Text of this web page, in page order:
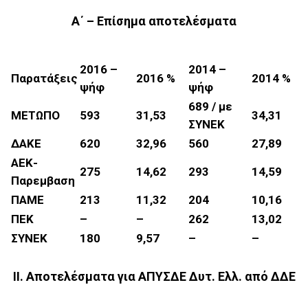
Α΄ – Επίσημα αποτελέσματα
Παρατάξεις
2016 –
ψήφ
2016 %
2014 –
ψήφ
2014 %
ΜΕΤΩΠΟ 593 31,53
689 / με
ΣΥΝΕΚ
34,31
ΔΑΚΕ 620 32,96 560
27,89
ΑΕΚ-
Παρεμβαση
275 14,62 293 14,59
ΠΑΜΕ 213 11,32 204
10,16
ΠΕΚ
– – 262
13,02
ΣΥΝΕΚ
180 9,57 – –
II. Αποτελέσματα για AΠΥΣΔΕ Δυτ. Ελλ. από ΔΔΕ